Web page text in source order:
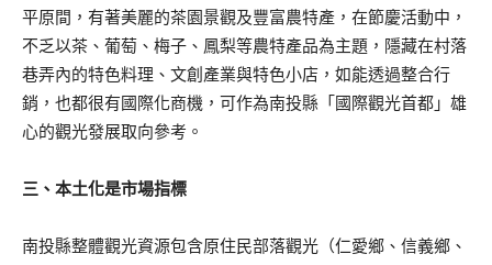
平原間，有著美麗的茶園景觀及豐富農特產，在節慶活動中，
不乏以茶、葡萄、梅子、鳳梨等農特產品為主題，隱藏在村落
巷弄內的特色料理、文創產業與特色小店，如能透過整合行
銷，也都很有國際化商機，可作為南投縣「國際觀光首都」雄
心的觀光發展取向參考。
三、本土化是市場指標
南投縣整體觀光資源包含原住民部落觀光（仁愛鄉、信義鄉、